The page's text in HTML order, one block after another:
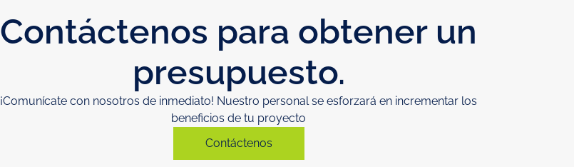
Contáctenos para obtener un
presupuesto.
¡Comunícate con nosotros de inmediato! Nuestro personal se esforzará en incrementar los
beneficios de tu proyecto
Contáctenos